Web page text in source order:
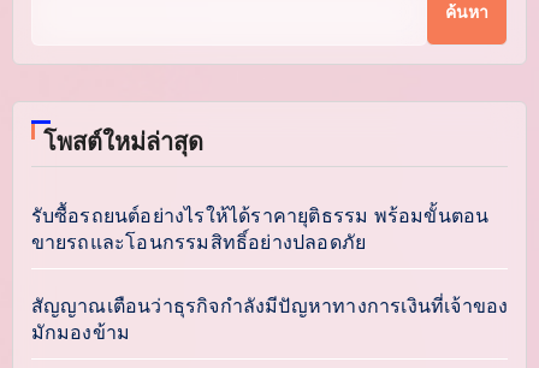
ค้นหา
โพสต์ใหม่ล่าสุด
รับซื้อรถยนต์อย่างไรให้ได้ราคายุติธรรม พร้อมขั้นตอน
ขายรถและโอนกรรมสิทธิ์อย่างปลอดภัย
สัญญาณเตือนว่าธุรกิจกำลังมีปัญหาทางการเงินที่เจ้าของ
มักมองข้าม